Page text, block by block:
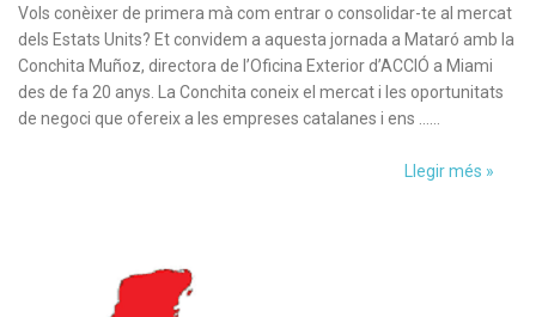
Vols conèixer de primera mà com entrar o consolidar-te al mercat
dels Estats Units? Et convidem a aquesta jornada a Mataró amb la
Conchita Muñoz, directora de l’Oficina Exterior d’ACCIÓ a Miami
des de fa 20 anys. La Conchita coneix el mercat i les oportunitats
de negoci que ofereix a les empreses catalanes i ens ……
Llegir més »